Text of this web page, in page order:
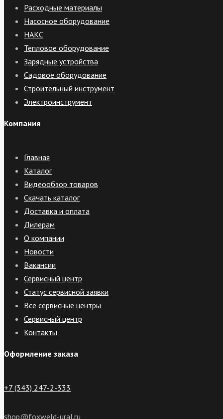
Расходные материалы
Насосное оборудование
НАКС
Тепловое оборудование
Зарядные устройства
Садовое оборудование
Строительный инструмент
Электроинструмент
Компания
Главная
Каталог
Видеообзор товаров
Скачать каталог
Доставка и оплата
Дилерам
О компании
Новости
Вакансии
Сервисный центр
Статус сервисной заявки
Все сервисные центры
Сервисный центр
Контакты
Оформление заказа
+7 (343) 247-2-333
shop@foxweld-ural.ru